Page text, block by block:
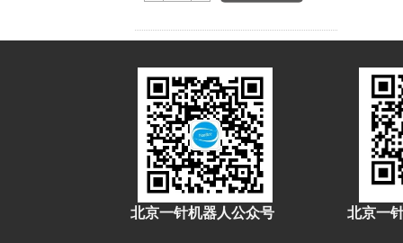
北京一针机器人公众号 北京一